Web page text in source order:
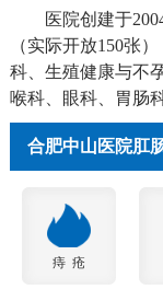
医院创建于
（实际开放150张
科、生殖健康与不
喉科、眼科、胃肠
合肥中山医院肛
痔 疮